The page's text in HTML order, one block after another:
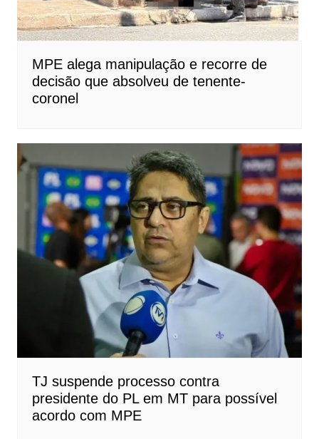
MPE alega manipulação e recorre de
decisão que absolveu de tenente-
coronel
TJ suspende processo contra
presidente do PL em MT para possível
acordo com MPE